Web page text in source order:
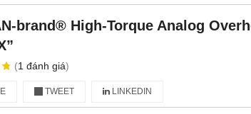
brand® High-Torque Analog
(1đánh giá)
TWEET LINKEDIN